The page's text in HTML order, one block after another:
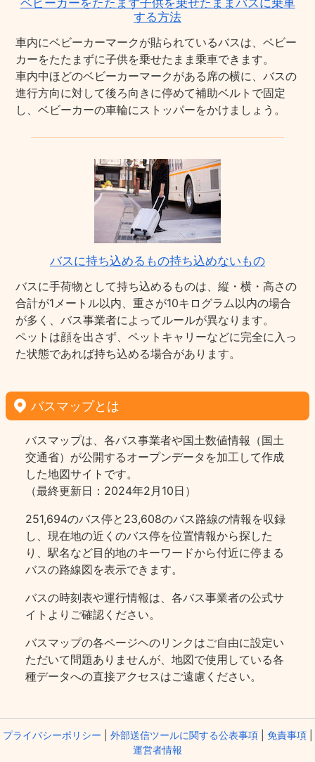
ベビーカーをたたまず子供を乗せたままバスに乗車
する方法
車内にベビーカーマークが貼られているバスは、ベビー
カーをたたまずに子供を乗せたまま乗車できます。
車内中ほどのベビーカーマークがある席の横に、バスの
進行方向に対して後ろ向きに停めて補助ベルトで固定
し、ベビーカーの車輪にストッパーをかけましょう。
バスに持ち込めるもの持ち込めないもの
バスに手荷物として持ち込めるものは、縦・横・高さの
合計が1メートル以内、重さが10キログラム以内の場合
が多く、バス事業者によってルールが異なります。
ペットは顔を出さず、ペットキャリーなどに完全に入っ
た状態であれば持ち込める場合があります。
バスマップとは
バスマップは、各バス事業者や国土数値情報（国土
交通省）が公開するオープンデータを加工して作成
した地図サイトです。
（最終更新日：2024年2月10日）
251,694のバス停と23,608のバス路線の情報を収録
し、現在地の近くのバス停を位置情報から探した
り、駅名など目的地のキーワードから付近に停まる
バスの路線図を表示できます。
バスの時刻表や運行情報は、各バス事業者の公式サ
イトよりご確認ください。
バスマップの各ページヘのリンクはご自由に設定い
ただいて問題ありませんが、地図で使用している各
種データへの直接アクセスはご遠慮ください。
プライバシーポリシー 外部送信ツールに関する公表事項| 免責事項|
運営者情報